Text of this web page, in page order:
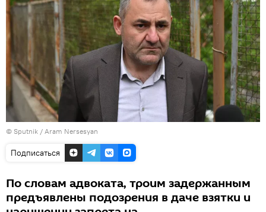
© Sputnik / Aram Nersesyan
Подписаться
По словам адвоката, троим задержанным
предъявлены подозрения в даче взятки и